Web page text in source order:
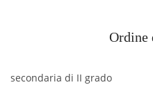
Ordine
secondaria di II grado